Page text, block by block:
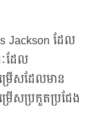
Jackson ដែល
ដែល
រើសដែលមាន
ើសប្រកួតប្រជែង